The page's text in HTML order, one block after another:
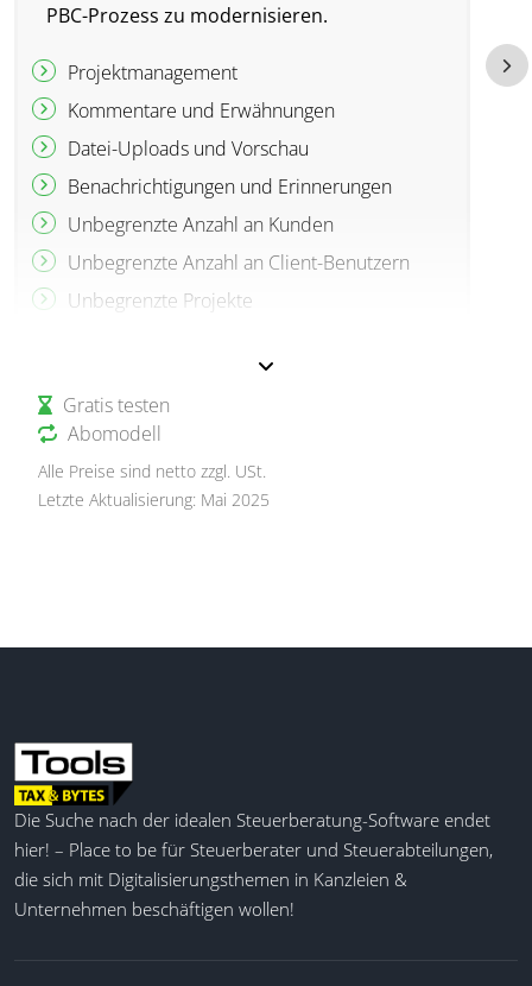
PBC-Prozess zu modernisieren.
Projektmanagement
Kommentare und Erwähnungen
Datei-Uploads und Vorschau
Benachrichtigungen und Erinnerungen
Unbegrenzte Anzahl an Kunden
Unbegrenzte Anzahl an Client-Benutzern
Unbegrenzte Projekte
Unbegrenzte Datei-Uploads
Online-Schulung
Gratis testen
Abomodell
Alle Preise sind netto zzgl. USt.
Letzte Aktualisierung: Mai 2025
Die Suche nach der idealen Steuerberatung-Software endet
hier! – Place to be für Steuerberater und Steuerabteilungen,
die sich mit Digitalisierungsthemen in Kanzleien &
Unternehmen beschäftigen wollen!